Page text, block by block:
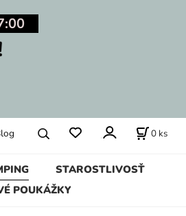
STAROSTLIVOSŤ
POUKÁŽKY
0 ks